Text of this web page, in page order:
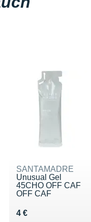
SANTAMADRE
Unusual Gel
45CHO OFF CAF
OFF CAF
4 €
Vendu 4 €